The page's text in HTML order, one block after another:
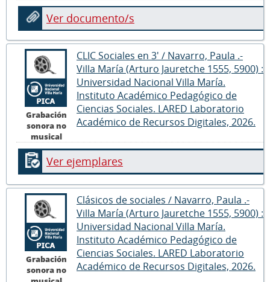
Ver documento/s
Grabación
sonora no
musical
CLIC Sociales en 3' / Navarro, Paula .-
Villa María (Arturo Jauretche 1555, 5900) :
Universidad Nacional Villa María.
Instituto Académico Pedagógico de
Ciencias Sociales. LARED Laboratorio
Académico de Recursos Digitales, 2026.
Ver ejemplares
Grabación
sonora no
Clásicos de sociales / Navarro, Paula .-
Villa María (Arturo Jauretche 1555, 5900) :
Universidad Nacional Villa María.
Instituto Académico Pedagógico de
Ciencias Sociales. LARED Laboratorio
Académico de Recursos Digitales, 2026.